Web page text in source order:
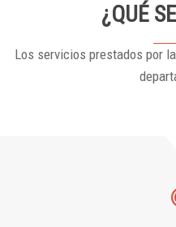
¿QUÉ
Los servicios prestados por